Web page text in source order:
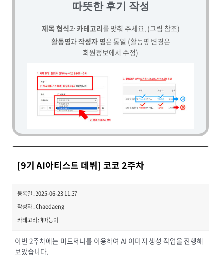
따뜻한 후기 작성
제목 형식과카테고리를 맞춰 주세요. (그림 참조)
활동명과작성자 명은 통일 (활동명 변경은
회원정보에서 수정)
[9기 AI아티스트 데뷔] 코코 2주차
등록일 : 2025-06-23 11:37
작성자 : Chaedaeng
카테고리 : 🎙️따능이
이번 2주차에는 미드저니를 이용하여 AI 이미지 생성 작업을 진행해
보았습니다.